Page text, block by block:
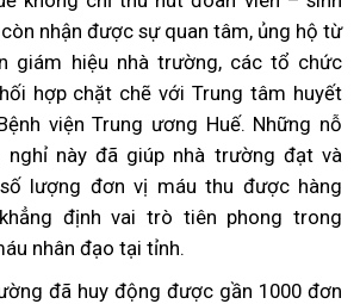
nhận được sự quan tâm, ủng hộ từ
giám hiệu nhà trường, các tổ chức
hợp chặt chẽ với Trung tâm huyết
viện Trung ương Huế. Những nỗ
nghỉ này đã giúp nhà trường đạt và
lượng đơn vị máu thu được hàng
định vai trò tiên phong trong
nhân đạo tại tỉnh.
đã huy động được gần 1000 đơn